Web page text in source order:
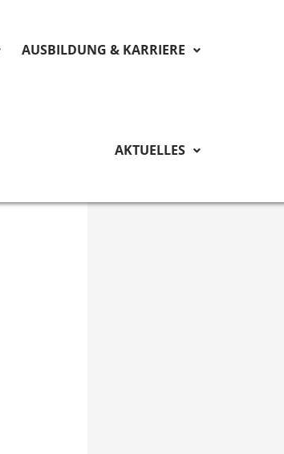
AUSBILDUNG & KARRIERE
AKTUELLES